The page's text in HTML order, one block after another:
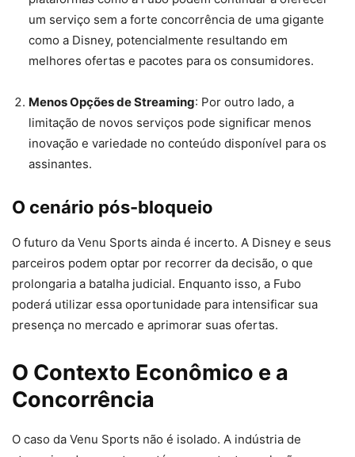
um serviço sem a forte concorrência de uma gigante
como a Disney, potencialmente resultando em
melhores ofertas e pacotes para os consumidores.
Menos Opções de Streaming: Por outro lado, a
limitação de novos serviços pode significar menos
inovação e variedade no conteúdo disponível para os
assinantes.
O cenário pós-bloqueio
O futuro da Venu Sports ainda é incerto. A Disney e seus
parceiros podem optar por recorrer da decisão, o que
prolongaria a batalha judicial. Enquanto isso, a Fubo
poderá utilizar essa oportunidade para intensificar sua
presença no mercado e aprimorar suas ofertas.
O Contexto Econômico e a
Concorrência
O caso da Venu Sports não é isolado. A indústria de